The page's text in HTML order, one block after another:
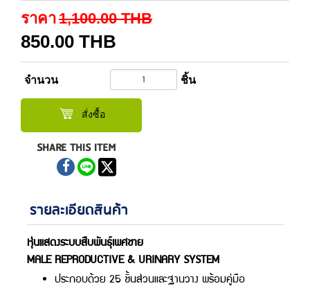
ราคา1,100.00 THB
850.00 THB
จำนวน ชิ้น
สั่งซื้อ
SHARE THIS ITEM
รายละเอียดสินค้า
หุ่นแสดงระบบสืบพันธุ์เพศชาย
MALE REPRODUCTIVE & URINARY SYSTEM
ประกอบด้วย 25 ชิ้นส่วนและฐานวาง พร้อมคู่มือ